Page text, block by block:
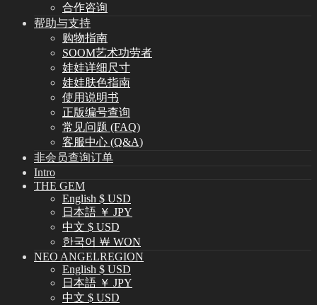
合作咨询
帮助与支持
购物指南
SOOM艺术功劳者
娃娃详细尺寸
娃娃肤色指南
使用说明书
正版编号查询
常见问题 (FAQ)
客服中心 (Q&A)
非会员查询订单
Intro
THE GEM
English $ USD
日本語 ￥ JPY
中文 $ USD
한국어 ￦ WON
NEO ANGELREGION
English $ USD
日本語 ￥ JPY
中文 $ USD